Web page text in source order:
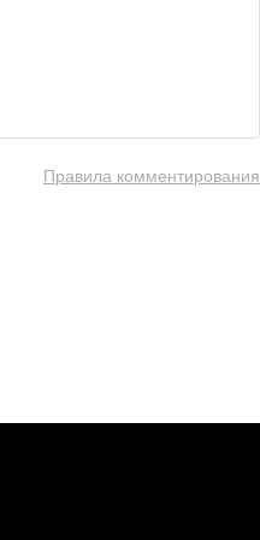
Правила комментирования